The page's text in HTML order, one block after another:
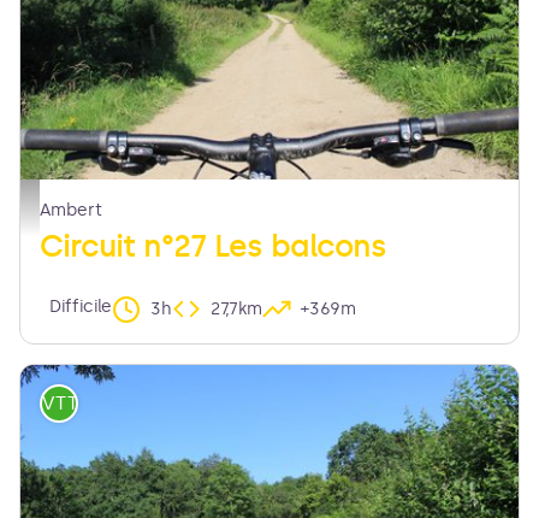
chemin - MDT LF
Ambert
Circuit n°27 Les balcons
Difficile 3h 27,7km +369m
VTT